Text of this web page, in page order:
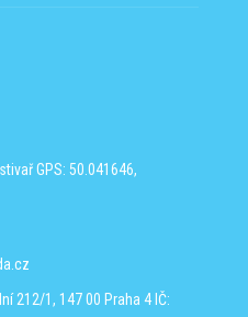
GPS: 50.041646,
212/1, 147 00 Praha 4 IČ: